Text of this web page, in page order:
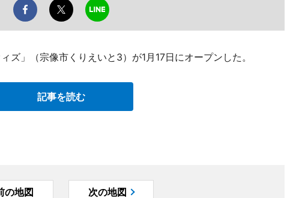
ズ」（宗像市くりえいと3）が1月17日にオープンした。
記事を読む
の地図 次の地図